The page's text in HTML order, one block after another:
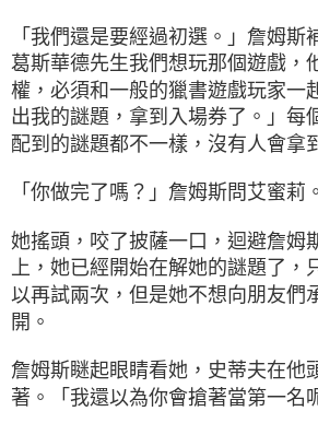
「我們還是要經過初選。」詹姆斯
葛斯華德先生我們想玩那個遊戲，
權，必須和一般的獵書遊戲玩家一
出我的謎題，拿到入場券了。」每
配到的謎題都不一樣，沒有人會拿
「你做完了嗎？」詹姆斯問艾蜜莉。
她搖頭，咬了披薩一口，迴避詹姆
上，她已經開始在解她的謎題了，
以再試兩次，但是她不想向朋友們
開。
詹姆斯瞇起眼睛看她，史蒂夫在他
著。「我還以為你會搶著當第一名